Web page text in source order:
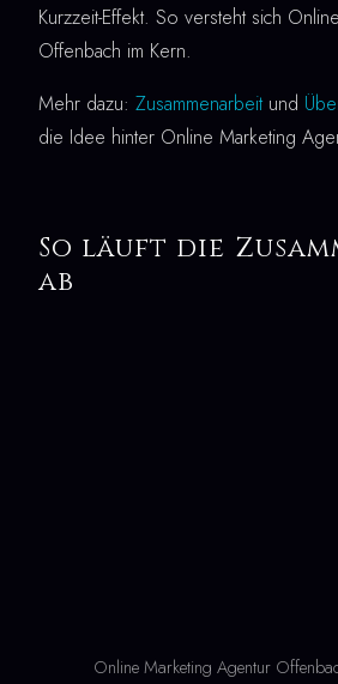
Kurzzeit-Effekt. So versteht sich
Offenbach im Kern.
Mehr dazu: Zusammenarbeit und
die Idee hinter Online Marketing
So läuft die
ab
Online Marketing Agentur